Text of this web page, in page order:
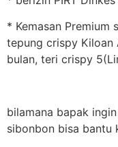
* Kemasan Premium
tepung crispy Kiloan
bulan, teri crispy
bilamana bapak
sibonbon bisa bantu